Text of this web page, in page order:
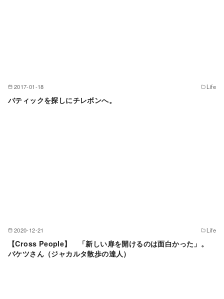
2017-01-18 Life
バティックを探しにチレボンへ。
2020-12-21 Life
【Cross People】 「新しい扉を開けるのは面白かった」。
バケツさん（ジャカルタ散歩の達人）